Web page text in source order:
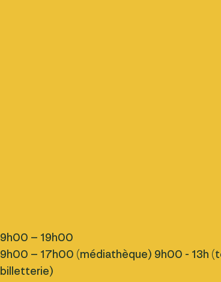
9h00 – 19h00
9h00 – 17h00 (médiathèque) 9h00 - 13h
billetterie)